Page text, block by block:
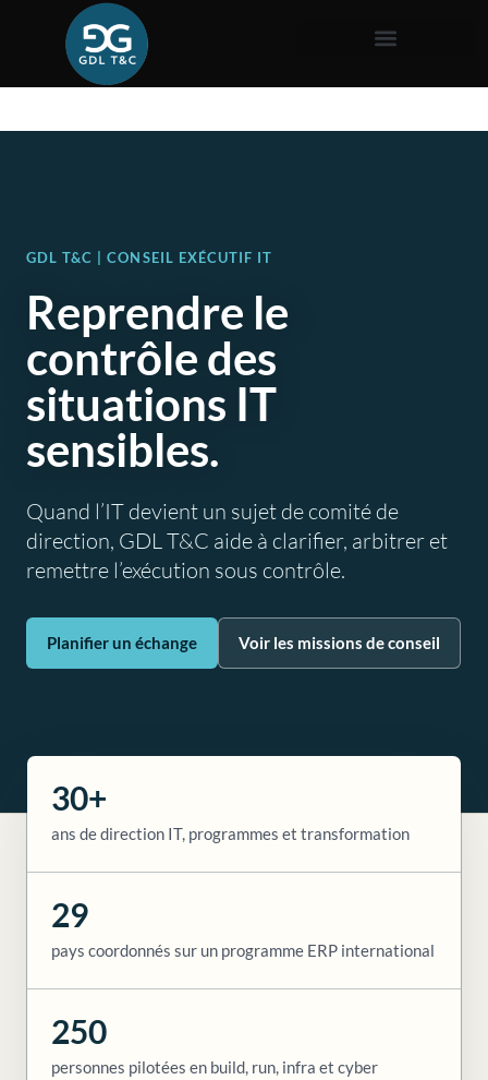
GDL T&C | CONSEIL EXÉCUTIF IT
Reprendre le
contrôle des
situations IT
sensibles.
Quand l’IT devient un sujet de comité de
direction, GDL T&C aide à clarifier, arbitrer et
remettre l’exécution sous contrôle.
Planifier un échange Voir les missions de conseil
30+
ans de direction IT, programmes et transformation
29
pays coordonnés sur un programme ERP international
250
personnes pilotées en build, run, infra et cyber